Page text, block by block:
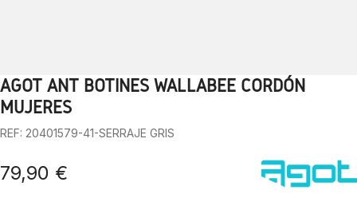
1 3 4 5 6 7 8 9 10
AGOT ANT BOTINES WALLABEE CORDÓN
MUJERES
REF: 20401579-41-SERRAJE GRIS
79,90 €